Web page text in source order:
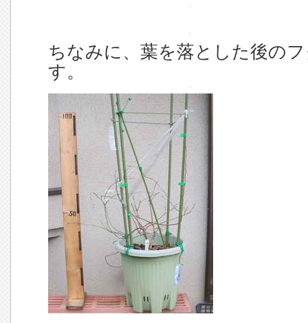
ちなみに、葉を落とした後の
す。